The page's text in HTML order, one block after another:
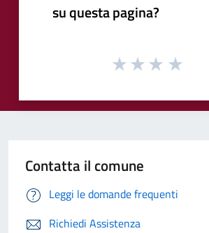
su questa pagina?
Contatta il comune
Leggi le domande frequenti
Richiedi Assistenza